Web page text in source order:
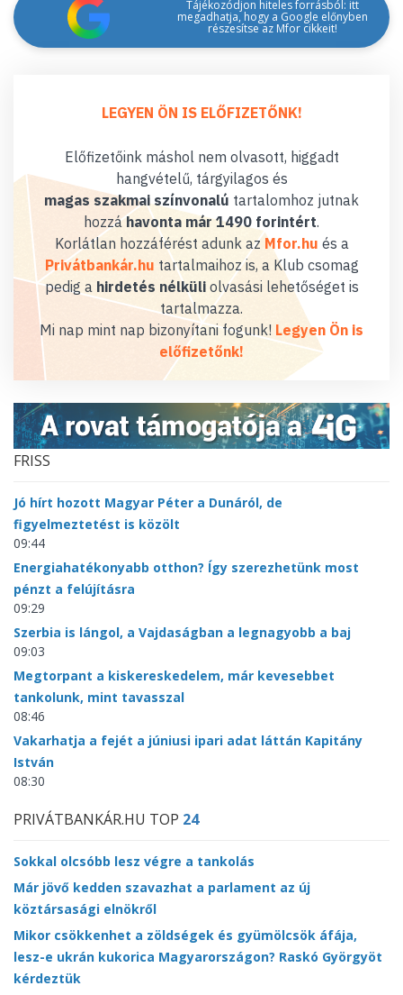
Tájékozódjon hiteles forrásból: itt
megadhatja, hogy a Google előnyben
részesítse az Mfor cikkeit!
LEGYEN ÖN IS ELŐFIZETŐNK!
Előfizetőink máshol nem olvasott, higgadt
hangvételű, tárgyilagos és
magas szakmai színvonalú tartalomhoz jutnak
hozzáhavonta már 1490 forintért.
Korlátlan hozzáférést adunk az Mfor.hu és a
Privátbankár.hu tartalmaihoz is, a Klub csomag
pedig a hirdetés nélküliolvasási lehetőséget is
tartalmazza.
Mi nap mint nap bizonyítani fogunk! Legyen Ön is
előfizetőnk!
FRISS
Jó hírt hozott Magyar Péter a Dunáról, de
figyelmeztetést is közölt
09:44
Energiahatékonyabb otthon? Így szerezhetünk most
pénzt a felújításra
09:29
Szerbia is lángol, a Vajdaságban a legnagyobb a baj
09:03
Megtorpant a kiskereskedelem, már kevesebbet
tankolunk, mint tavasszal
08:46
Vakarhatja a fejét a júniusi ipari adat láttán Kapitány
István
08:30
PRIVÁTBANKÁR.HU TOP 24
Sokkal olcsóbb lesz végre a tankolás
Már jövő kedden szavazhat a parlament az új
köztársasági elnökről
Mikor csökkenhet a zöldségek és gyümölcsök áfája,
lesz-e ukrán kukorica Magyarországon? Raskó Györgyöt
kérdeztük